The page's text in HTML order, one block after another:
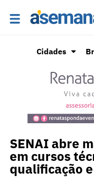
Cidades
SENAI abre
em cursos
qualificação